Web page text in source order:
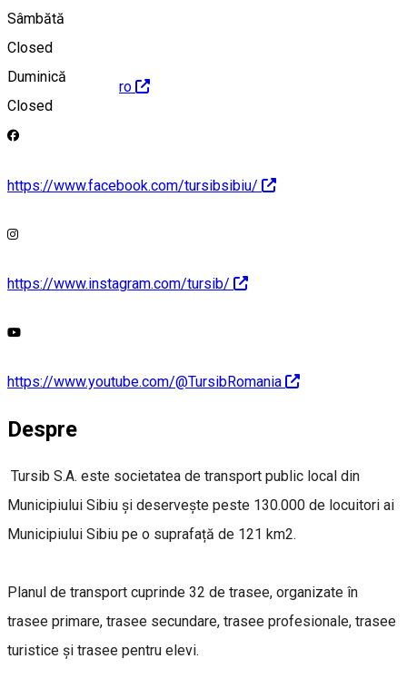
Sâmbătă
Closed
Duminică
Closed
http://www.tursib.ro
https://www.facebook.com/tursibsibiu/
https://www.instagram.com/tursib/
https://www.youtube.com/@TursibRomania
Despre
Tursib S.A. este societatea de transport public local din
Municipiului Sibiu și deservește peste 130.000 de locuitori ai
Municipiului Sibiu pe o suprafață de 121 km2.
Planul de transport cuprinde 32 de trasee, organizate în
trasee primare, trasee secundare, trasee profesionale, trasee
turistice și trasee pentru elevi.